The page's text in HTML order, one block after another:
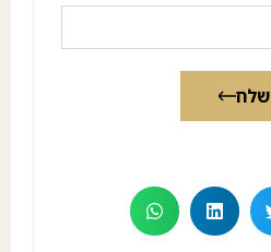
שלח